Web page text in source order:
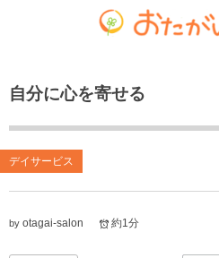
自分に心を寄せる
デイサービス
by otagai-salon 約1分
お知らせ
共生型デイサービス おたがいサロン
おたがいサロンの喫茶店（オレンジカフェ）
ごちゃまぜ食堂
就労継続支援 B型事業